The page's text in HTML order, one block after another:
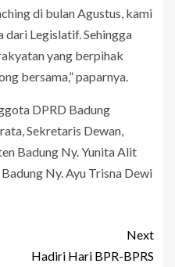
di bulan Agustus, kami
dari Legislatif. Sehingga
yang berpihak
bersama,” paparnya.
DPRD Badung
Sekretaris Dewan,
Badung Ny. Yunita Alit
Ny. Ayu Trisna Dewi
Next
Hadiri Hari BPR-BPRS